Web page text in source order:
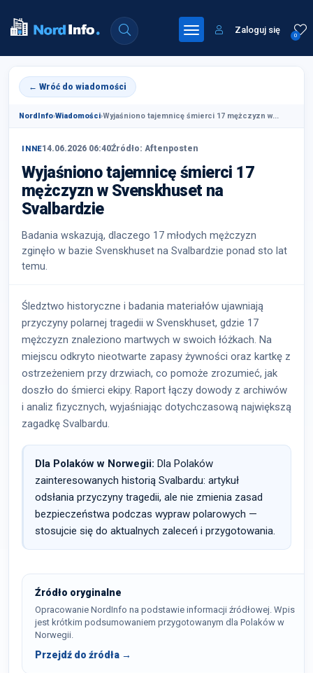
0
Zaloguj się
← Wróć do wiadomości
NordInfo›Wiadomości›Wyjaśniono tajemnicę śmierci 17 mężczyzn w...
INNE14.06.2026 06:40Źródło: Aftenposten
Wyjaśniono tajemnicę śmierci 17
mężczyzn w Svenskhuset na
Svalbardzie
Badania wskazują, dlaczego 17 młodych mężczyzn
zginęło w bazie Svenskhuset na Svalbardzie ponad sto lat
temu.
Śledztwo historyczne i badania materiałów ujawniają
przyczyny polarnej tragedii w Svenskhuset, gdzie 17
mężczyzn znaleziono martwych w swoich łóżkach. Na
miejscu odkryto nieotwarte zapasy żywności oraz kartkę z
ostrzeżeniem przy drzwiach, co pomoże zrozumieć, jak
doszło do śmierci ekipy. Raport łączy dowody z archiwów
i analiz fizycznych, wyjaśniając dotychczasową największą
zagadkę Svalbardu.
Dla Polaków w Norwegii: Dla Polaków
zainteresowanych historią Svalbardu: artykuł
odsłania przyczyny tragedii, ale nie zmienia zasad
bezpieczeństwa podczas wypraw polarowych —
stosujcie się do aktualnych zaleceń i przygotowania.
Źródło oryginalne
Opracowanie NordInfo na podstawie informacji źródłowej. Wpis
jest krótkim podsumowaniem przygotowanym dla Polaków w
Norwegii.
Przejdź do źródła →